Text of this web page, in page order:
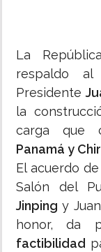
La
respaldo
Presidente
la
carga que
Panamá y
El acuerdo
Salón del
Jinping y
honor, da
factibilidad